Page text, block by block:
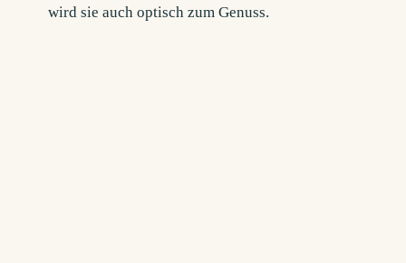
wird sie auch optisch zum Genuss.